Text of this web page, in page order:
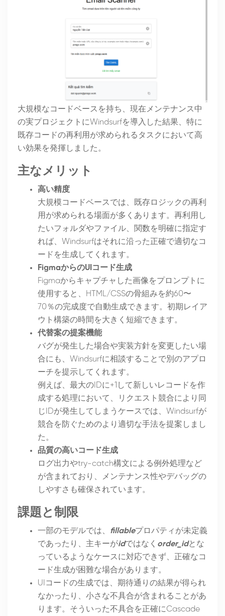
大規模なコードベースを持ち、現在メンテナンス中
の実プロジェクトにWindsurfを導入した結果、特に
既存コードの再利用が求められるタスクにおいて高
い効果を発揮しました。
主なメリット
高い精度
大規模コードベースでは、既存ロジックの再利
用が求められる場面が多くあります。再利用し
たいフォルダやファイル、関数を明確に指定す
れば、Windsurfはそれに沿った正確で適切なコ
ードを生成してくれます。
FigmaからのUIコード生成
Figmaからキャプチャした画像をプロンプトに
使用すると、HTML/CSSの骨組みを約60〜
70％の完成度で自動生成できます。初期レイア
ウト構築の時間を大きく短縮できます。
代替案の提案機能
バグが発生した場合や実装方針を変更したい場
合にも、Windsurfに相談することで別のアプロ
ーチを提示してくれます。
例えば、最大のIDに+1して新しいレコードを作
成する処理において、リクエスト競合により同
じIDが発生してしまうケースでは、Windsurfが
競合を防ぐためのより適切な手法を提案しまし
た。
品質の高いコード生成
ログ出力やtry-catch構文による例外処理など
が含まれており、メンテナンス性やデバッグの
しやすさも確保されています。
課題と制限
一部のモデルでは、 fillableプロパティが未定義
であったり、主キーがidではなく order_idとな
っているようなケースに対応できず、正確なコ
ード生成が困難な場合があります。
UIコードの生成では、期待通りの結果が得られ
なかったり、小さな不具合が含まれることがあ
ります。そういった不具合を正確にCascade